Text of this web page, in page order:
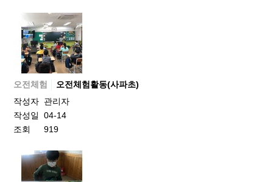
오전체험
오전체험활동(사파초)
작성자 관리자
작성일
04-14
조회
919